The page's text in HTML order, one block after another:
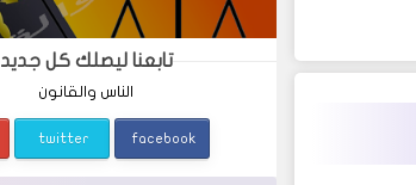
تابعنا ليصلك كل جديد
الناس والقانون
facebook
twitter